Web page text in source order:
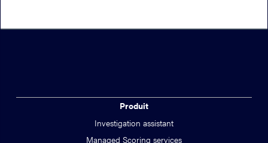
Produit
Investigation assistant
Managed Scoring services